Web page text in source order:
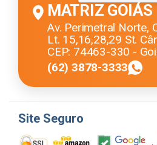
MATRIZ GOIÁS
Av. Perimetral Norte,
Lt. 15,16,28,29 St.
CEP: 74463-330 -
(62) 3878-3333
Site Seguro